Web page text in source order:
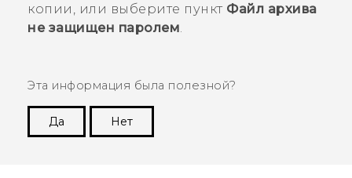
копии, или выберите пункт Файл архива
не защищен паролем
Эта информация была полезной?
Да
Нет